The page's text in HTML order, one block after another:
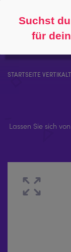
STARTSEITE
Lassen Sie sich
Suchst
für